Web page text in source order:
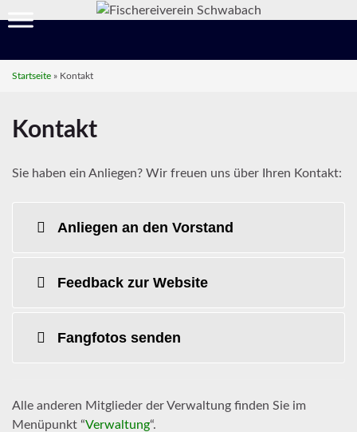
Startseite » Kontakt
Kontakt
Sie haben ein Anliegen? Wir freuen uns über Ihren Kontakt:
Anliegen an den Vorstand
Feedback zur Website
Fangfotos senden
Alle anderen Mitglieder der Verwaltung finden Sie im
Menüpunkt “Verwaltung“.